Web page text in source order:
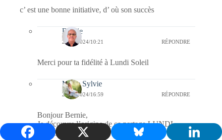
c’ est une bonne initiative, d’ où son succès
Bernie
23/11/2024/10:21 RÉPONDRE
Merci pour ta fidélité à Lundi Soleil
Marie Sylvie
23/11/2024/16:59 RÉPONDRE
Bonjour Bernie,
Je découvre l’origine de ce partage LUNDI
SOLEIL.